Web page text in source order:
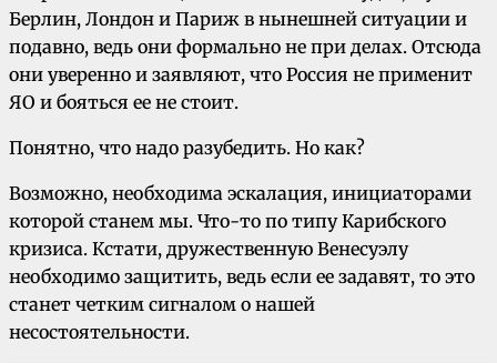
Берлин, Лондон и Париж в нынешней ситуации и
подавно, ведь они формально не при делах. Отсюда
они уверенно и заявляют, что Россия не применит
ЯО и бояться ее не стоит.
Понятно, что надо разубедить. Но как?
Возможно, необходима эскалация, инициаторами
которой станем мы. Что-то по типу Карибского
кризиса. Кстати, дружественную Венесуэлу
необходимо защитить, ведь если ее задавят, то это
станет четким сигналом о нашей
несостоятельности.